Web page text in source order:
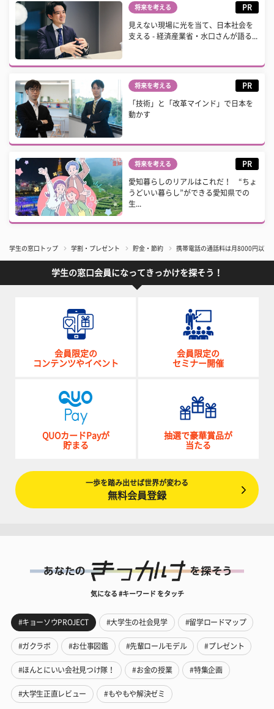
将来を考える PR
見えない現場に光を当て、日本社会を
支える - 経済産業省・水口さんが語る...
将来を考える PR
「技術」と「改革マインド」で日本を
動かす
将来を考える PR
愛知暮らしのリアルはこれだ！ “ちょ
うどいい暮らし”ができる愛知県での
生...
学生の窓口トップ 学割・プレゼント 貯金・節約 携帯電話の通話料は月8000円以下
学生の窓口会員になってきっかけを探そう！
会員限定の
コンテンツやイベント
会員限定の
セミナー開催
QUOカードPayが
貯まる
抽選で豪華賞品が
当たる
一歩を踏み出せば世界が変わる
無料会員登録
気になる #キーワード をタッチ
#キョーソウPROJECT #大学生の社会見学 #留学ロードマップ
#ガクラボ #お仕事図鑑 #先輩ロールモデル #プレゼント
#ほんとにいい会社見つけ隊！ #お金の授業 #特集企画
#大学生正直レビュー #もやもや解決ゼミ